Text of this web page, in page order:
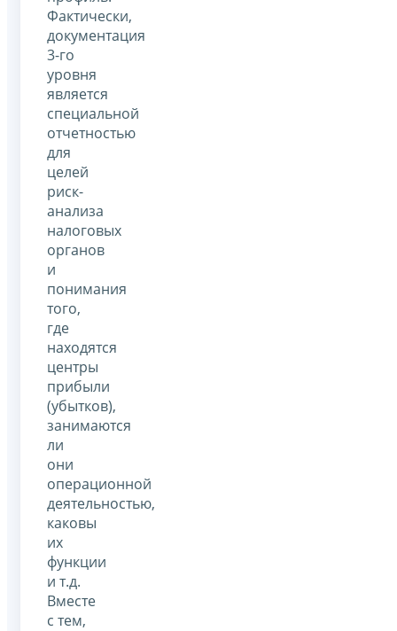
Фактически,
документация
3-го
уровня
является
специальной
отчетностью
для
целей
риск-
анализа
налоговых
органов
и
понимания
того,
где
находятся
центры
прибыли
(убытков),
занимаются
ли
они
операционной
деятельностью,
каковы
их
функции
и т.д.
Вместе
с тем,